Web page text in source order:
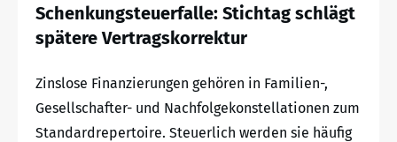
Schenkungsteuerfalle: Stichtag schlägt
spätere Vertragskorrektur
Zinslose Finanzierungen gehören in Familien-,
Gesellschafter- und Nachfolgekonstellationen zum
Standardrepertoire. Steuerlich werden sie häufig